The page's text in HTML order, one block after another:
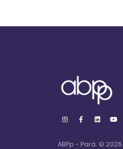
ABPp - Pará. © 2026.